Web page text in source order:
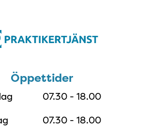
Öppettider
07.30 - 18.00
07.30 - 18.00